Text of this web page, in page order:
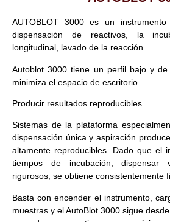
AUTOBLOT 3000 es un
dispensación de reactivos, la
longitudinal, lavado de la reacción.
Autoblot 3000 tiene un perfil bajo y
minimiza el espacio de escritorio.
Producir resultados reproducibles.
Sistemas de la plataforma
dispensación única y aspiración
altamente reproducibles. Dado que el
tiempos de incubación, dispensar
rigurosos, se obtiene consistentemente
Basta con encender el instrumento,
muestras y el AutoBlot 3000 sigue